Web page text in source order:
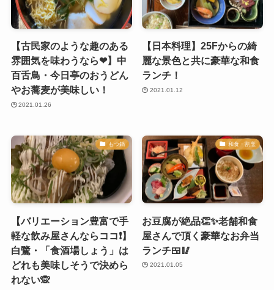
【古民家のような趣のある
雰囲気を味わうなら❤︎】中
百舌鳥・今日亭のおうどん
やお蕎麦が美味しい！
2021.01.26
【日本料理】25Fからの綺
麗な景色と共に豪華な和食
ランチ！
2021.01.12
もつ鍋
【バリエーション豊富で手
軽な飲み屋さんならココ❗️】
白鷺・「食酒場しょう」は
どれも美味しそうで決めら
れない🙊
和食・割烹
お豆腐が絶品👏✨老舗和食
屋さんで頂く豪華なお弁当
ランチ🍱🥢
2021.01.05